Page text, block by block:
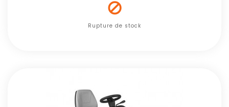

Rupture de stock